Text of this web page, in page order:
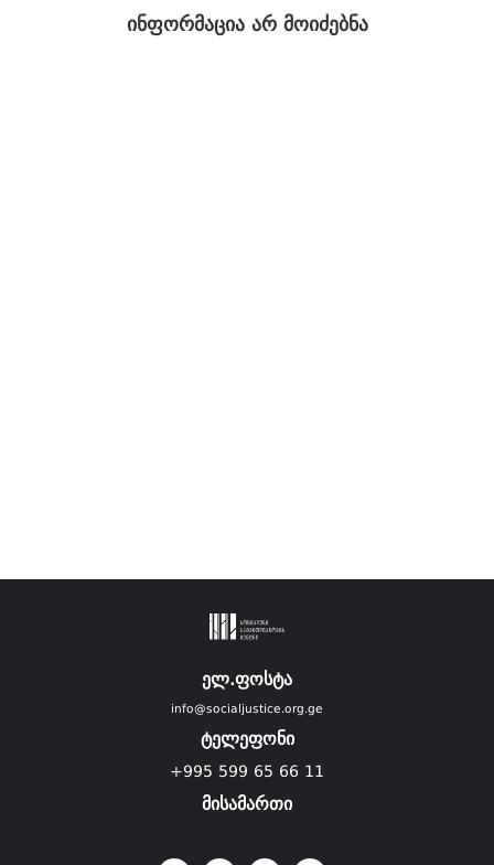
ინფორმაცია არ მოიძებნა
ელ.ფოსტა
info@socialjustice.org.ge
ტელეფონი
+995 599 65 66 11
მისამართი